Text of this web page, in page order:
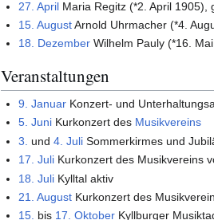
27. April Maria Regitz (*2. April 1905),
15. AugustArnold Uhrmacher (*4.
18. Dezember Wilhelm Pauly (*16.
Veranstaltungen
9. Januar Konzert- und
5. Juni Kurkonzert des Musikvereins
3.
und4. Juli Sommerkirmes und
17. Juli Kurkonzert des Musikvereins
18. Juli Kylltal aktiv
21. August Kurkonzert des
15. bis 17. Oktober Kyllburger